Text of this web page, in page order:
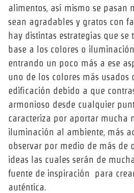
alimentos, así mismo se pasan
sean agradables y gratos con
hay distintas estrategias que
base a los colores o
entrando un poco más a ese
uno de los colores más usados
edificación debido a que
armonioso desde cualquier
caracteriza por aportar mucha
iluminación al ambiente, más
observar por medio de más de
ideas las cuales serán de
fuente de inspiración para
auténtica.